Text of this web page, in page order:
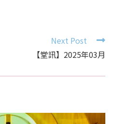
Next Post
【堂訊】2025年03月